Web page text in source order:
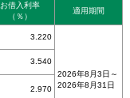
お借入利率
（％）
適用期間
3.220
2026年8月3日～
2026年8月31日
3.540
2.970